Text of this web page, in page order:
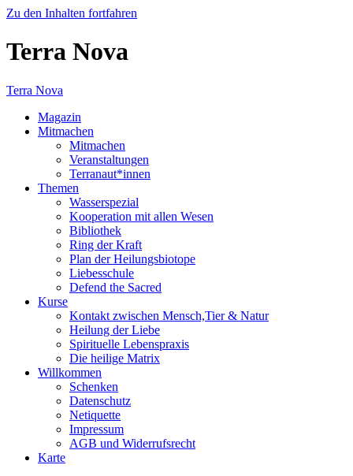
Zu den Inhalten fortfahren
Terra Nova
Terra Nova
Magazin
Mitmachen
Mitmachen
Veranstaltungen
Terranaut*innen
Themen
Wasserspezial
Kooperation mit allen Wesen
Bibliothek
Ring der Kraft
Plan der Heilungsbiotope
Liebesschule
Defend the Sacred
Kurse
Kontakt zwischen Mensch,Tier & Natur
Heilung der Liebe
Spirituelle Lebenspraxis
Die heilige Matrix
Willkommen
Schenken
Datenschutz
Netiquette
Impressum
AGB und Widerrufsrecht
Karte